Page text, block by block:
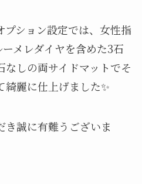
ション設定では、女性指
メレダイヤを含めた3石
なしの両サイドマットでそ
麗に仕上げました✨
き誠に有難うございま